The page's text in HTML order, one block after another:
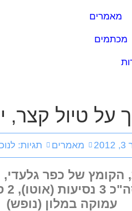
מאמרים
מכתמים
טיול קצר,
מאמרים תגיות:
הקומץ של כפר
עמוקה במלון (נופש)